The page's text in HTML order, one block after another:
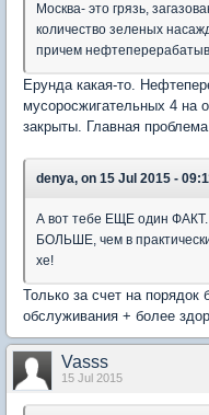
Москва- это грязь,
количество зеленых
причем
Ерунда какая-то.
мусоросжигательных 4 на
закрыты. Главная
denya, on 15 Jul 2015 -
А вот тебе ЕЩЕ один ФАКТ.
БОЛЬШЕ, чем в
хе!
Только за счет на порядок
обслуживания + более
Vasss
15 Jul 2015